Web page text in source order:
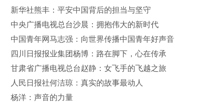
新华社熊丰：平安中国背后的担当与坚守
中央广播电视总台沙晨：拥抱伟大的新时代
中国青年网马志强：向世界传播中国青年好声音
四川日报报业集团杨博：路在脚下，心在传承
甘肃省广播电视总台赵静：女飞手的飞越之旅
人民日报社何洁琼：真实的故事最动人
杨洋：声音的力量